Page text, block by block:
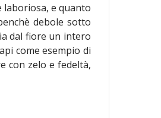
laboriosa, e quanto
debole sotto
dal fiore un intero
come esempio di
con zelo e fedeltà,